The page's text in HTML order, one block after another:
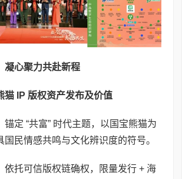
凝心聚力共赴新程
猫 IP 版权资产发布及价值
锚定 “共富” 时代主题，以国宝熊猫为
国民情感共鸣与文化辨识度的符号。
依托可信版权链确权，限量发行 + 海